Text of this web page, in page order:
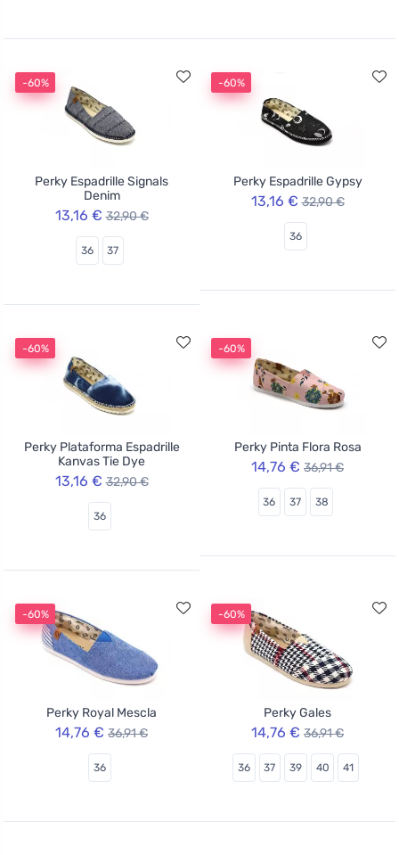
-60%
Perky Espadrille Signals
Denim
13,16 € 32,90 €
36 37
-60%
Perky Espadrille Gypsy
13,16 € 32,90 €
36
-60%
Perky Plataforma Espadrille
Kanvas Tie Dye
13,16 € 32,90 €
36
-60%
Perky Pinta Flora Rosa
14,76 € 36,91 €
36 37 38
-60%
Perky Royal Mescla
14,76 € 36,91 €
36
-60%
Perky Gales
14,76 € 36,91 €
36 37 39 40 41